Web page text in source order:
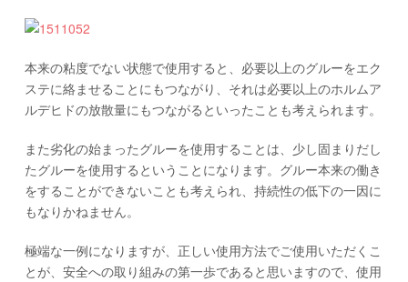
本来の粘度でない状態で使用すると、必要以上のグルーをエク
ステに絡ませることにもつながり、それは必要以上のホルムア
ルデヒドの放散量にもつながるといったことも考えられます。
また劣化の始まったグルーを使用することは、少し固まりだし
たグルーを使用するということになります。グルー本来の働き
をすることができないことも考えられ、持続性の低下の一因に
もなりかねません。
極端な一例になりますが、正しい使用方法でご使用いただくこ
とが、安全への取り組みの第一歩であると思いますので、使用